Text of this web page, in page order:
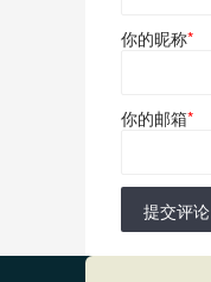
你的昵称*
你的邮箱*
提交评论